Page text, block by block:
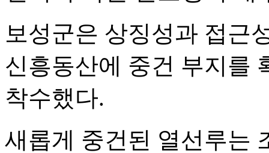
보성군은 상징성과 접근
신흥동산에 중건 부지를
착수했다.
새롭게 중건된 열선루는